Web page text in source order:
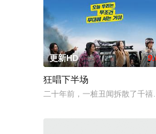
更新HD
狂唱下半场
二十年前，一桩丑闻拆散了千禧